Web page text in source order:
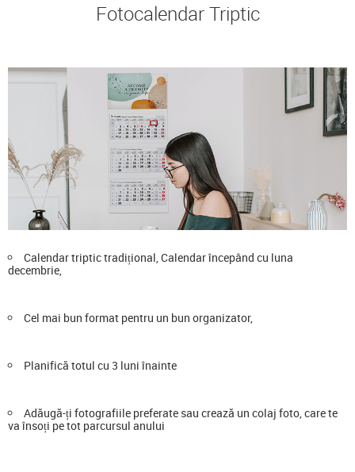
Fotocalendar Triptic
Calendar triptic tradițional, Calendar începând cu luna
decembrie,
Cel mai bun format pentru un bun organizator,
Planifică totul cu 3 luni înainte
Adăugă-ți fotografiile preferate sau crează un colaj foto, care te
va însoți pe tot parcursul anului